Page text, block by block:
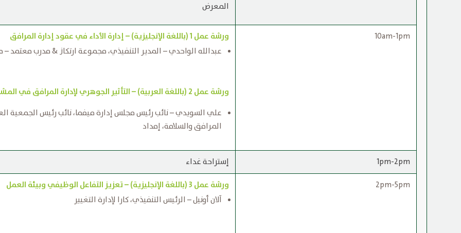
المعرض
10am-1pm ورشة عمل 1 (باللغة الإنجليزية) – إدارة الأداء في عقود إدارة المرافق
عبدالله الواحدي – المدير التنفيذي، مجموعة ارتكاز & مدرب معتمد –
ورشة عمل 2 (باللغة العربية) – التأثير الجوهري لإدارة المرافق في المشاريع الضخمة
علي السويدي – نائب رئيس مجلس إدارة ميفما، نائب رئيس الجمعية
المرافق والسلامة، إمداد
1pm-2pm
إستراحة غداء
2pm-5pm
ورشة عمل 3 (باللغة الإنجليزية) – تعزيز التفاعل الوظيفي وبيئة العمل
آلان أونيل – الرئيس التنفيذي، كارا لإدارة التغيير